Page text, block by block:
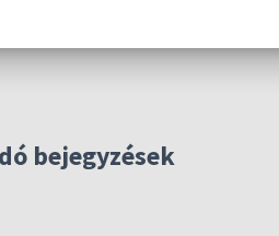
bejegyzések